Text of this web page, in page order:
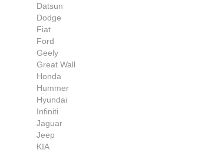
Datsun
Dodge
Fiat
Ford
Geely
Great Wall
Honda
Hummer
Hyundai
Infiniti
Jaguar
Jeep
KIA